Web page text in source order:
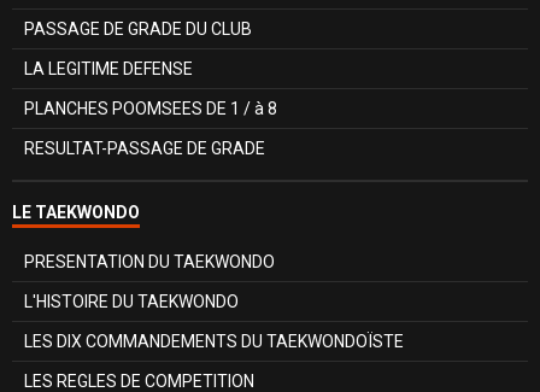
PASSAGE DE GRADE DU CLUB
LA LEGITIME DEFENSE
PLANCHES POOMSEES DE 1 / à 8
RESULTAT-PASSAGE DE GRADE
LE TAEKWONDO
PRESENTATION DU TAEKWONDO
L'HISTOIRE DU TAEKWONDO
LES DIX COMMANDEMENTS DU TAEKWONDOÏSTE
LES REGLES DE COMPETITION